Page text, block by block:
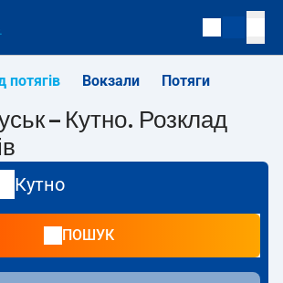
потягів Вокзали Потяги
– Кутно. Розклад
Кутно
ПОШУК